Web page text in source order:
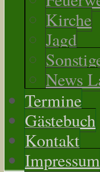
Kirche
Jagd
News
Termine
Gästebuch
Kontakt
Impressum